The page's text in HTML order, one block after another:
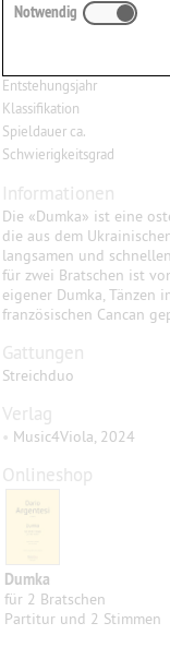
Dumka, für 2
Entstehungsjahr
Klassifikation
Spieldauer ca.
Schwierigkeitsgrad
Informationen
Die «Dumka» ist eine
die aus dem
langsamen und
für zwei Bratschen ist
eigener Dumka,
französischen Cancan
Gattungen
Streichduo
Verlag
• Music4Viola, 2024
Onlineshop
Dumka
für 2 Bratschen
Partitur und 2 Stimmen
Notwendig